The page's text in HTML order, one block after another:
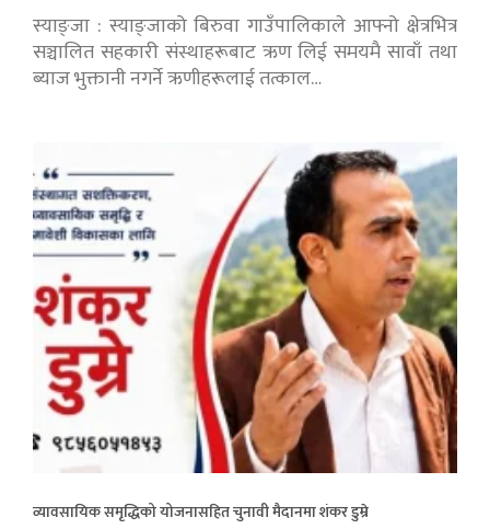
स्याङ्जा : स्याङ्जाको बिरुवा गाउँपालिकाले आफ्नो क्षेत्रभित्र
सञ्चालित सहकारी संस्थाहरूबाट ऋण लिई समयमै सावाँ तथा
ब्याज भुक्तानी नगर्ने ऋणीहरूलाई तत्काल…
व्यावसायिक समृद्धिको योजनासहित चुनावी मैदानमा शंकर डुम्रे